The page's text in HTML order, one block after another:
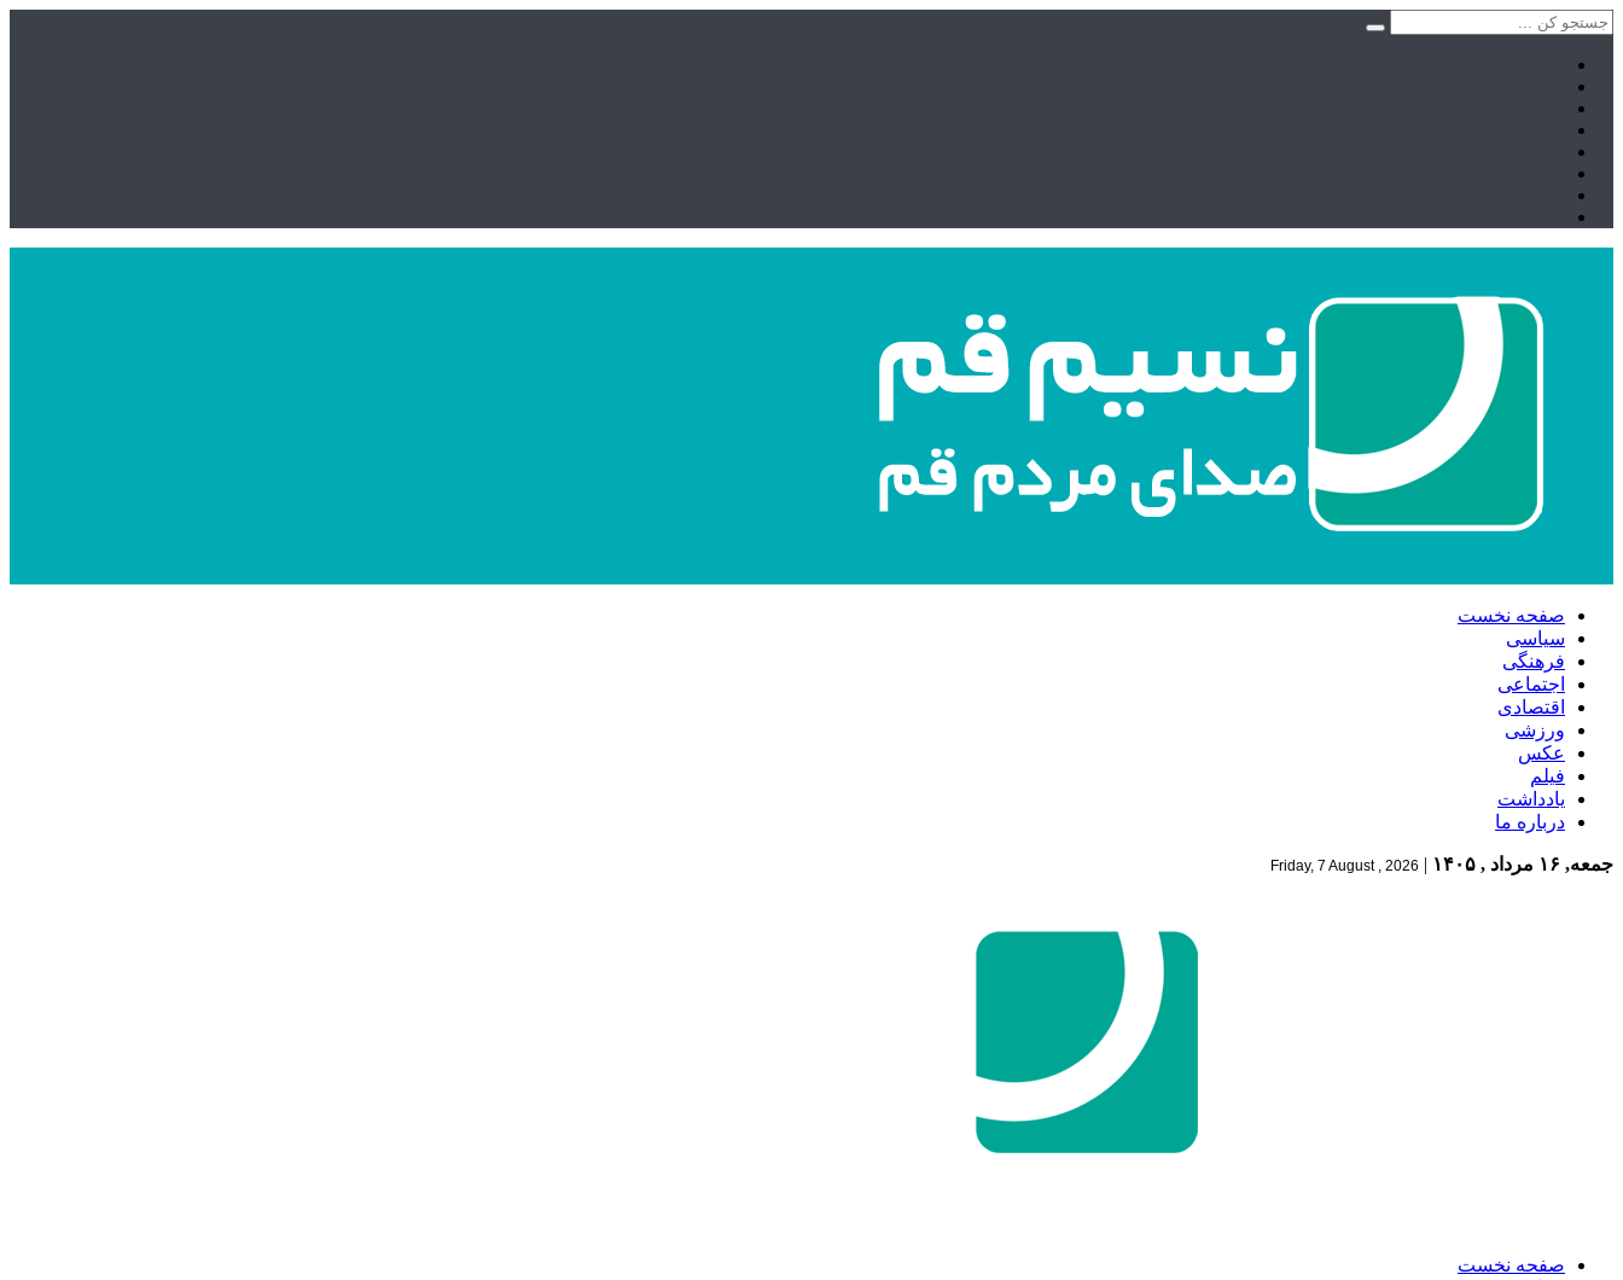
صفحه نخست
سیاسی
فرهنگی
اجتماعی
اقتصادی
ورزشی
عکس
فیلم
یادداشت
درباره ما
جمعه, ۱۶ مرداد , ۱۴۰۵ |
Friday, 7 August , 2026
صفحه نخست